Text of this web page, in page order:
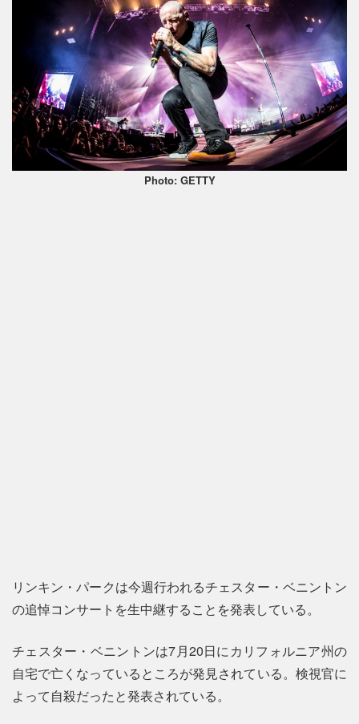
Photo: GETTY
リンキン・パークは今週行われるチェスター・ベニントン
の追悼コンサートを生中継することを発表している。
チェスター・ベニントンは7月20日にカリフォルニア州の
自宅で亡くなっているところが発見されている。検視官に
よって自殺だったと発表されている。